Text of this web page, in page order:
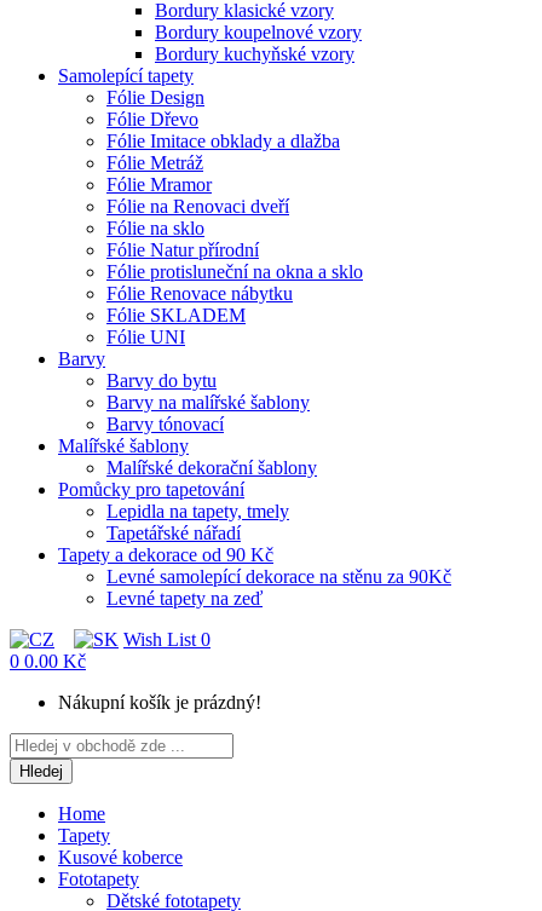
Bordury klasické vzory
Bordury koupelnové vzory
Bordury kuchyňské vzory
Samolepící tapety
Fólie Design
Fólie Dřevo
Fólie Imitace obklady a dlažba
Fólie Metráž
Fólie Mramor
Fólie na Renovaci dveří
Fólie na sklo
Fólie Natur přírodní
Fólie protisluneční na okna a sklo
Fólie Renovace nábytku
Fólie SKLADEM
Fólie UNI
Barvy
Barvy do bytu
Barvy na malířské šablony
Barvy tónovací
Malířské šablony
Malířské dekorační šablony
Pomůcky pro tapetování
Lepidla na tapety, tmely
Tapetářské nářadí
Tapety a dekorace od 90 Kč
Levné samolepící dekorace na stěnu za 90Kč
Levné tapety na zeď
Wish List 0
0 0.00 Kč
Nákupní košík je prázdný!
Hledej
Home
Tapety
Kusové koberce
Fototapety
Dětské fototapety